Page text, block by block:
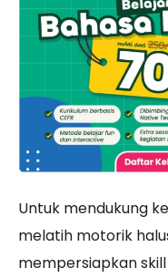
Untuk mendukung
melatih motorik
mempersiapkan